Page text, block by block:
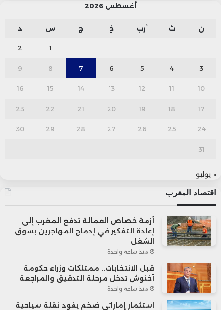
أغسطس 2026
ن ث أرب خ ج س د
1
2
3
4
5
6
7
8
9
10
11
12
13
14
15
16
17
18
19
20
21
22
23
24
25
26
27
28
29
30
31
« يوليو
اقتصاد المغرب
أزمة خصاص العمالة تدفع المغرب إلى
إعادة التفكير في إدماج المهاجرين بسوق
الشغل
منذ ساعة واحدة
قبل الانتخابات.. ممتلكات وزراء حكومة
أخنوش تدخل مرحلة التدقيق والمراجعة
منذ ساعة واحدة
استثمار إماراتي ضخم يقود نقلة سياحية